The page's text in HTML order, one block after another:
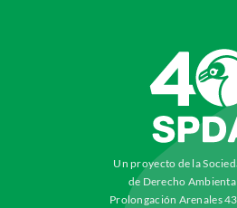
Un proyecto de la
de Derecho
Prolongación Arenales